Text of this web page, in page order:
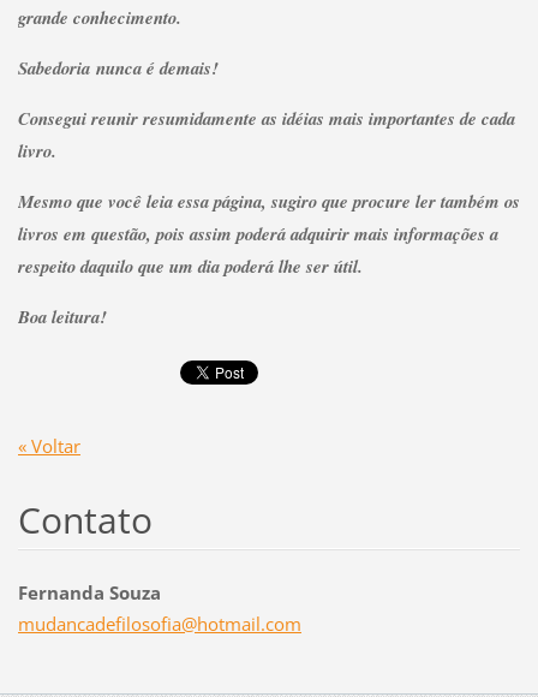
grande conhecimento.
Sabedoria nunca é demais!
Consegui reunir resumidamente as idéias mais importantes de cada
livro.
Mesmo que você leia essa página, sugiro que procure ler também os
livros em questão, pois assim poderá adquirir mais informações a
respeito daquilo que um dia poderá lhe ser útil.
Boa leitura!
« Voltar
Contato
Fernanda Souza
mudancadefilosofia@hotmail.com